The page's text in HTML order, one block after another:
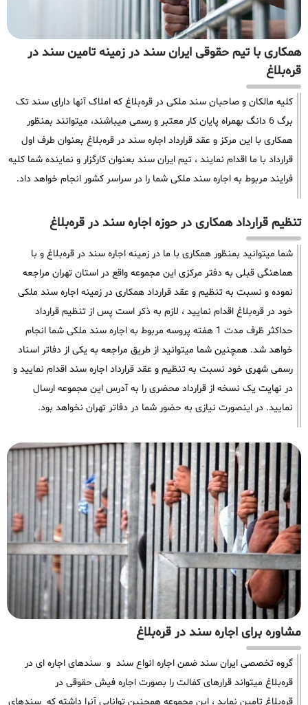
همکاری با تیم حقوقی ایران سند در زمینه تامین سند در
قره‌بلاغ
کلیه مالکان و صاحبان سند ملکی در قره‌بلاغ که املاک آنها دارای سند تک
برگ 6 دانگ بهمراه پایان کار معتبر و رسمی میباشند، میتوانند بمنظور
همکاری با این مرکز و عقد قرارداد اجاره سند در قره‌بلاغ بعنوان طرف اول
قرارداد با ما اقدام نمایند ، تیم ایران سند بعنوان کارگزار و نماینده شما کلیه
فرایند مربوط به اجاره سند ملکی شما را در سراسر کشور انجام خواهد داد.
تنظیم قرارداد همکاری در حوزه اجاره سند در قره‌بلاغ
شما میتوانید بمنظور همکاری با ما در زمینه اجاره سند در قره‌بلاغ و با
هماهنگی قبلی به دفتر مرکزی این مجموعه واقع در استان تهران مراجعه
نموده و نسبت به تنظیم و عقد قرارداد همکاری در زمینه اجاره سند ملکی
خود در قره‌بلاغ اقدام نمایید ، لازم به ذکر است پس از تنظیم قرارداد
حداکثر ظرف مدت 1 هفته پروسه مربوط به اجاره سند ملکی شما انجام
خواهد شد. همچنین شما میتوانید از طریق مراجعه به یکی از دفاتر اسناد
رسمی شهری خود نسبت به تنظیم و عقد قرارداد اجاره سند اقدام نمایید و
در نهایت یک نسخه از قرارداد محضری را به آدرس این مجموعه ارسال
نمایید. در اینصورت نیازی به حضور شما در دفاتر تهران نخواهد بود.
مشاوره برای اجاره سند در قره‌بلاغ
گروه تخصصی ایران سند ضمن اجاره انواع سند و سندهای اجاره ای در
قره‌بلاغ میتواند قرارهای کفالت را بصورت اجاره فیش حقوقی در
قره‌بلاغ تامین نماید ، این مجموعه همچنین توانایی آنرا داشته که سندهای